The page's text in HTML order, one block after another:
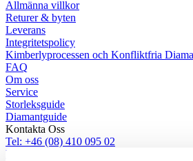
Allmänna villkor
Returer & byten
Leverans
Integritetspolicy
Kimberlyprocessen och Konfliktfria
FAQ
Om oss
Service
Storleksguide
Diamantguide
Kontakta Oss
Tel: +46 (08) 410 095 02
E-post: info@apshaps.se